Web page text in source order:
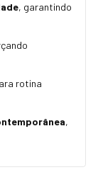
, garantindo
rotina
,